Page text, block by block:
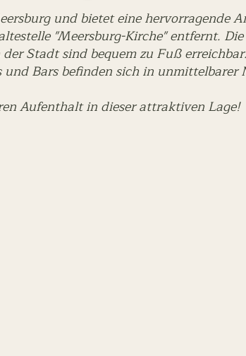
und bietet eine hervorragende
"Meersburg-Kirche" entfernt.
Stadt sind bequem zu Fuß erreichbar.
Bars befinden sich in unmittelbarer
Aufenthalt in dieser attraktiven Lage!